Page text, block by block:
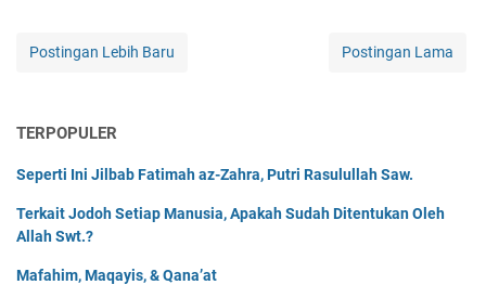
Postingan Lebih Baru Postingan Lama
TERPOPULER
Seperti Ini Jilbab Fatimah az-Zahra, Putri Rasulullah Saw.
Terkait Jodoh Setiap Manusia, Apakah Sudah Ditentukan Oleh
Allah Swt.?
Mafahim, Maqayis, & Qana’at